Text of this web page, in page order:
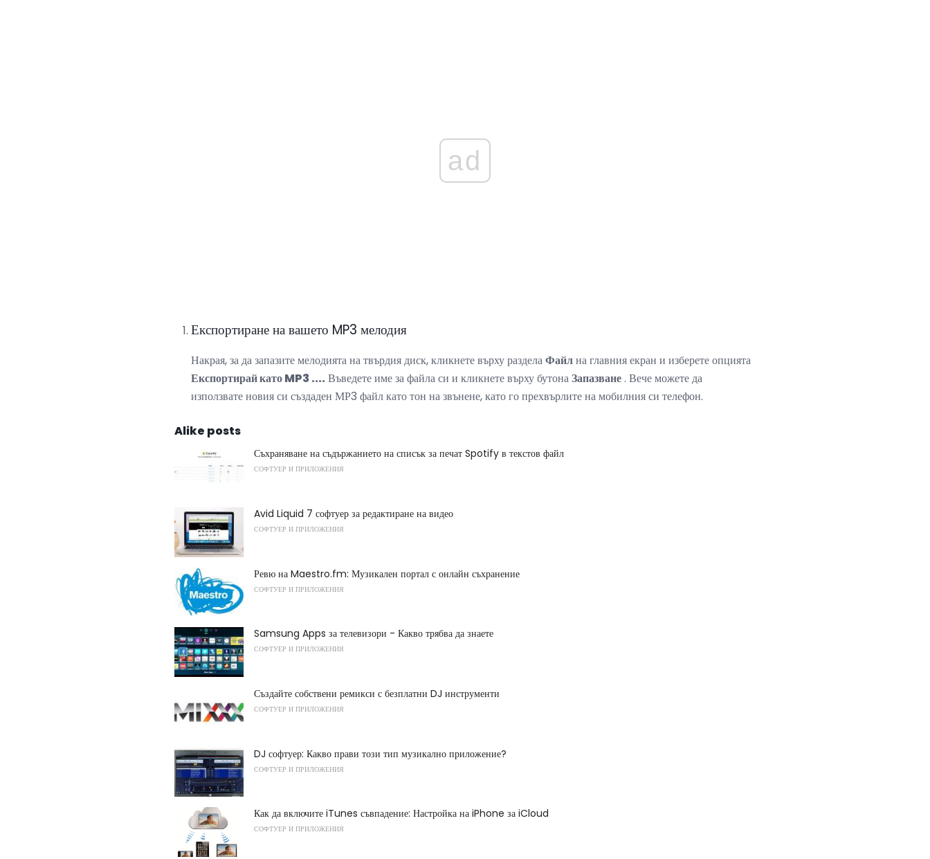
ad
Експортиране на вашето MP3 мелодия
Накрая, за да запазите мелодията на твърдия диск, кликнете върху разделаФайлна главния екран и изберете опцията
Експортирай като MP3 .... Въведете име за файла си и кликнете върху бутонаЗапазване. Вече можете да
използвате новия си създаден МР3 файл като тон на звънене, като го прехвърлите на мобилния си телефон.
Alike posts
Съхраняване на съдържанието на списък за печат Spotify в текстов файл
СОФТУЕР И ПРИЛОЖЕНИЯ
Avid Liquid 7 софтуер за редактиране на видео
СОФТУЕР И ПРИЛОЖЕНИЯ
Ревю на Maestro.fm: Музикален портал с онлайн съхранение
СОФТУЕР И ПРИЛОЖЕНИЯ
Samsung Apps за телевизори - Какво трябва да знаете
СОФТУЕР И ПРИЛОЖЕНИЯ
Създайте собствени ремикси с безплатни DJ инструменти
СОФТУЕР И ПРИЛОЖЕНИЯ
DJ софтуер: Какво прави този тип музикално приложение?
СОФТУЕР И ПРИЛОЖЕНИЯ
Как да включите iTunes съвпадение: Настройка на iPhone за iCloud
СОФТУЕР И ПРИЛОЖЕНИЯ